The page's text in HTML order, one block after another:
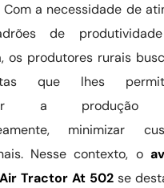
Com a necessidade de
de
os produtores rurais
que lhes
a produção
minimizar
Nesse contexto, o
Tractor At 502 se